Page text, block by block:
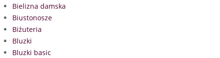
Bielizna damska
Biustonosze
Biżuteria
Bluzki
Bluzki basic